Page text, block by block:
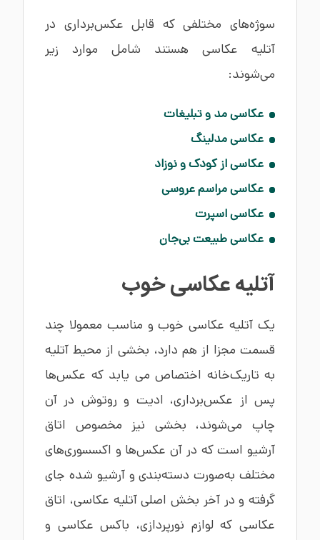
سوژه‌های مختلفی که قابل عکس‌برداری در
آتلیه عکاسی هستند شامل موارد زیر
می‌شوند:
عکاسی مد و تبلیغات
عکاسی مدلینگ
عکاسی از کودک و نوزاد
عکاسی مراسم عروسی
عکاسی اسپرت
عکاسی طبیعت بی‌جان
آتلیه عکاسی خوب
یک آتلیه عکاسی خوب و مناسب معمولا چند
قسمت مجزا از هم دارد، بخشی از محیط آتلیه
به تاریک‌خانه اختصاص می یابد که عکس‌ها
پس از عکس‌برداری، ادیت و روتوش در آن
چاپ می‌شوند، بخشی نیز مخصوص اتاق
آرشیو است که در آن عکس‌ها و اکسسوری‌های
مختلف به‌صورت دسته‌بندی و آرشیو شده جای
گرفته و در آخر بخش اصلی آتلیه عکاسی، اتاق
عکاسی که لوازم نورپردازی، باکس عکاسی و